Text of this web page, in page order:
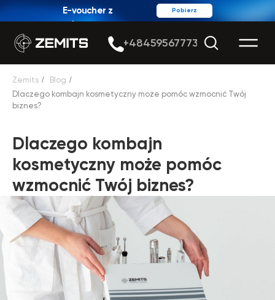
Pobierz
E-voucher z
rabatem
Zemits / Blog /
Dlaczego kombajn kosmetyczny może pomóc wzmocnić Twój
biznes?
Dlaczego kombajn
kosmetyczny może pomóc
wzmocnić Twój biznes?